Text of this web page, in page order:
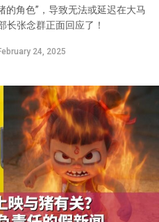
的角色”，导致无法或延迟在大马
长张念群正面回应了！
24, 2025